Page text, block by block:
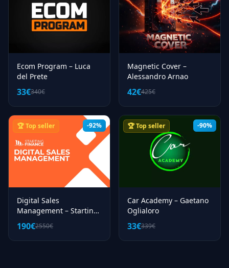
Ecom Program – Luca
del Prete
33€340€
Magnetic Cover –
Alessandro Arnao
42€425€
-92%
🏆 Top seller
Digital Sales
Management – Starting
190€2550€
-90%
🏆 Top seller
Car Academy – Gaetano
Oglialoro
33€339€